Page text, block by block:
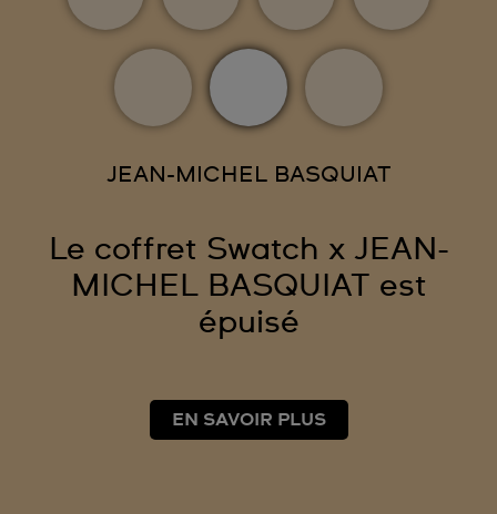
JEAN-MICHEL BASQUIAT
Le coffret Swatch x JEAN-
MICHEL BASQUIAT est
épuisé
EN SAVOIR PLUS